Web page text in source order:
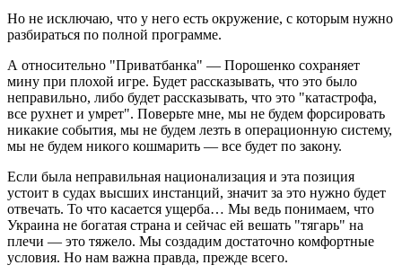
Но не исключаю, что у него есть окружение, с которым нужно
разбираться по полной программе.
А относительно "Приватбанка" — Порошенко сохраняет
мину при плохой игре. Будет рассказывать, что это было
неправильно, либо будет рассказывать, что это "катастрофа,
все рухнет и умрет". Поверьте мне, мы не будем форсировать
никакие события, мы не будем лезть в операционную систему,
мы не будем никого кошмарить — все будет по закону.
Если была неправильная национализация и эта позиция
устоит в судах высших инстанций, значит за это нужно будет
отвечать. То что касается ущерба… Мы ведь понимаем, что
Украина не богатая страна и сейчас ей вешать "тягарь" на
плечи — это тяжело. Мы создадим достаточно комфортные
условия. Но нам важна правда, прежде всего.